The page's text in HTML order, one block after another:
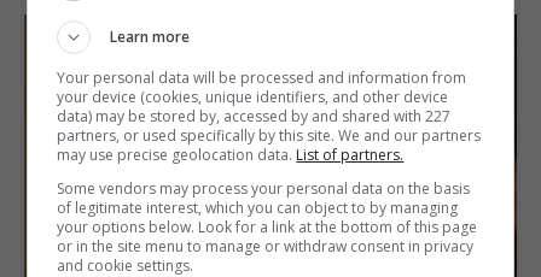
Learn more
Your personal data will be processed and information from
your device (cookies, unique identifiers, and other device
data) may be stored by, accessed by and shared with 227
partners, or used specifically by this site. We and our partners
may use precise geolocation data. List of partners.
Some vendors may process your personal data on the basis
of legitimate interest, which you can object to by managing
your options below. Look for a link at the bottom of this page
or in the site menu to manage or withdraw consent in privacy
and cookie settings.